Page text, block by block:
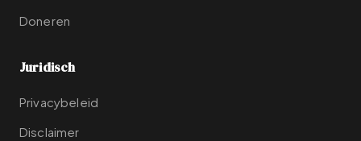
Doneren
Juridisch
Privacybeleid
Disclaimer